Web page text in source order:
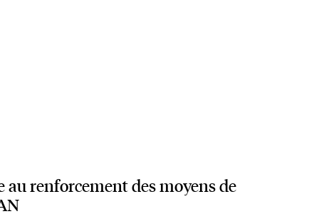
renforcement des moyens de